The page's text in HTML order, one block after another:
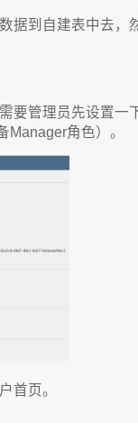
到自建表中去，
管理员先设置一
Manager角色）。
首页。